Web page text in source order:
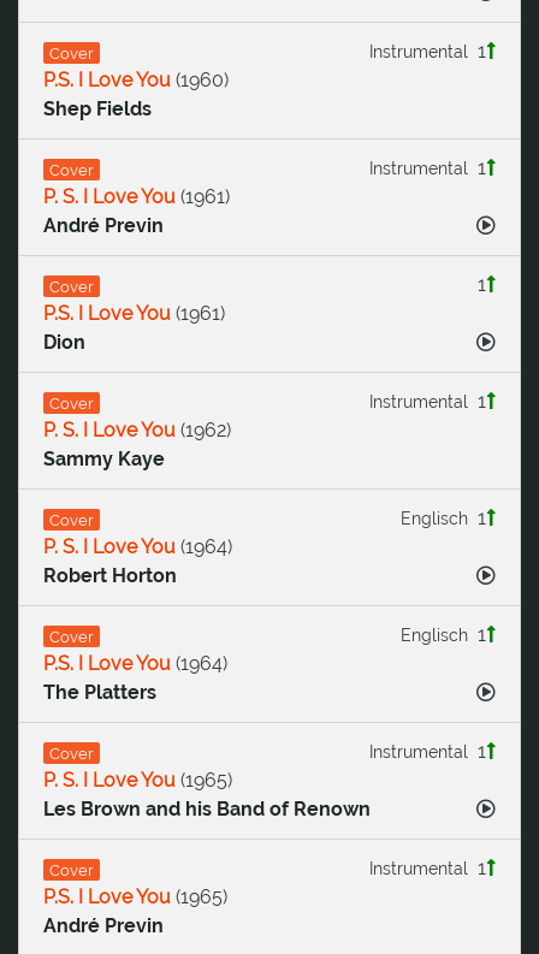
Cover 1
Instrumental
P.S. I Love You (1960)
Shep Fields
Cover 1
Instrumental
P. S. I Love You (1961)
André Previn
Cover
1
P.S. I Love You (1961)
Dion
Cover 1
Instrumental
P. S. I Love You (1962)
Sammy Kaye
Cover 1
Englisch
P. S. I Love You (1964)
Robert Horton
Cover 1
Englisch
P.S. I Love You (1964)
The Platters
Cover 1
Instrumental
P. S. I Love You (1965)
Les Brown and his Band of Renown
Cover 1
Instrumental
P.S. I Love You (1965)
André Previn